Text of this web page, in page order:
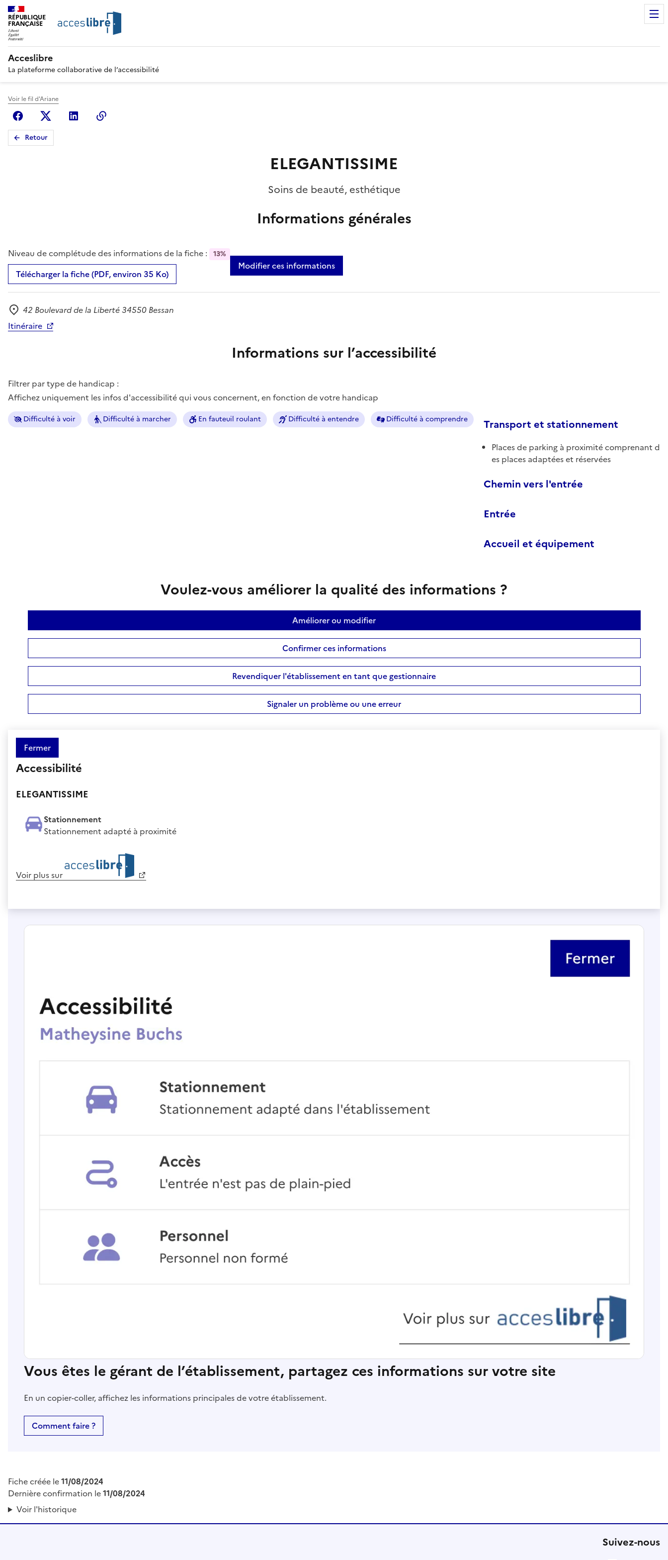
RÉPUBLIQUE
FRANÇAISE
Acceslibre
La plateforme collaborative de l’accessibilité
Voir le fil d'Ariane
FacebookX (anciennement Twitter)
Linkedin
Retour
ELEGANTISSIME
Soins de beauté, esthétique
Informations générales
Niveau de complétude des informations de la fiche : 13%
Télécharger la fiche (PDF, environ 35 Ko)
Modifier ces informations
Adresse
42 Boulevard de la Liberté 34550 Bessan
Itinéraire
Informations sur l’accessibilité
Filtrer par type de handicap :
Affichez uniquement les infos d'accessibilité qui vous concernent, en fonction de votre handicap
Difficulté à voir Difficulté à marcher En fauteuil roulant Difficulté à entendre Difficulté à comprendre Transport et stationnement
Places de parking à proximité comprenant d
es places adaptées et réservées
Chemin vers l'entrée
Entrée
Accueil et équipement
Voulez-vous améliorer la qualité des informations ?
Améliorer ou modifier
Confirmer ces informations
Revendiquer l'établissement en tant que gestionnaire
Signaler un problème ou une erreur
Fermer
Accessibilité
ELEGANTISSIME
Stationnement
Stationnement adapté à proximité
Voir plus sur
Vous êtes le gérant de l’établissement, partagez ces informations sur votre site
En un copier-coller, affichez les informations principales de votre établissement.
Comment faire ?
Fiche créée le11/08/2024
Dernière confirmation le11/08/2024
Voir l'historique
Suivez-nous